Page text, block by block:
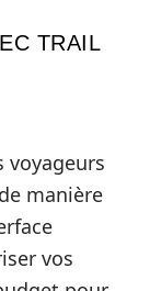
TRAIL
manière
vos